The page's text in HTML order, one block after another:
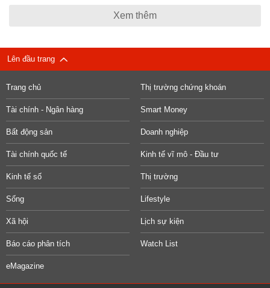
Xem thêm
Lên đầu trang
Trang chủ Thị trường chứng khoán
Tài chính - Ngân hàng Smart Money
Bất động sản Doanh nghiệp
Tài chính quốc tế Kinh tế vĩ mô - Đầu tư
Kinh tế số Thị trường
Sống Lifestyle
Xã hội Lịch sự kiện
Báo cáo phân tích Watch List
eMagazine